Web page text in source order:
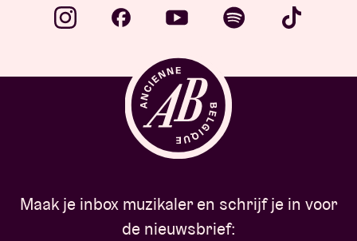
Maak je inbox muzikaler en schrijf je in voor
de nieuwsbrief: